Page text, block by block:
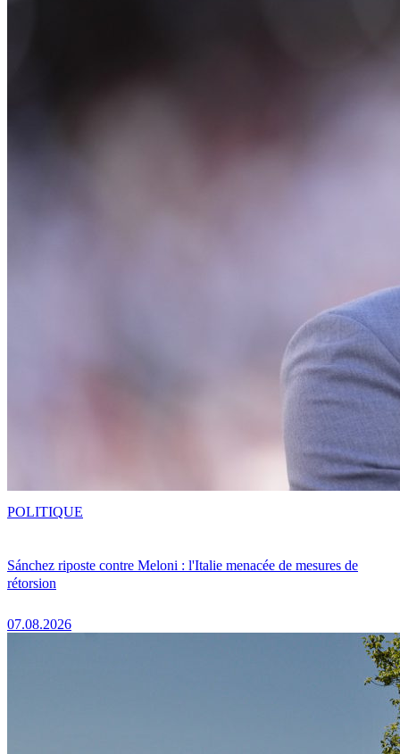
Sánchez riposte contre Meloni : l'Italie menacée de mesures de
rétorsion
07.08.2026
POLITIQUE